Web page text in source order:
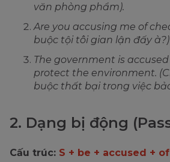
văn phòng phẩm).
Are you accusing me of
buộc tội tôi gian lận đấy à?)
The government is
protect the environment.
buộc thất bại trong việc
2. Dạng bị động
Cấu trúc: S + be + accused +